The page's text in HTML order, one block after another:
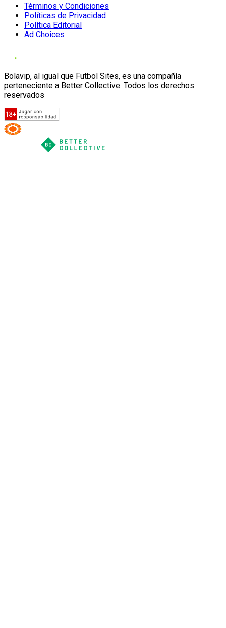
Términos y Condiciones
Políticas de Privacidad
Política Editorial
Ad Choices
Bolavip, al igual que Futbol Sites, es una compañía
perteneciente a Better Collective. Todos los derechos
reservados